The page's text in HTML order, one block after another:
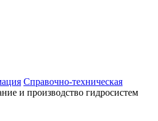
Справочно-техническая
и производство гидросистем